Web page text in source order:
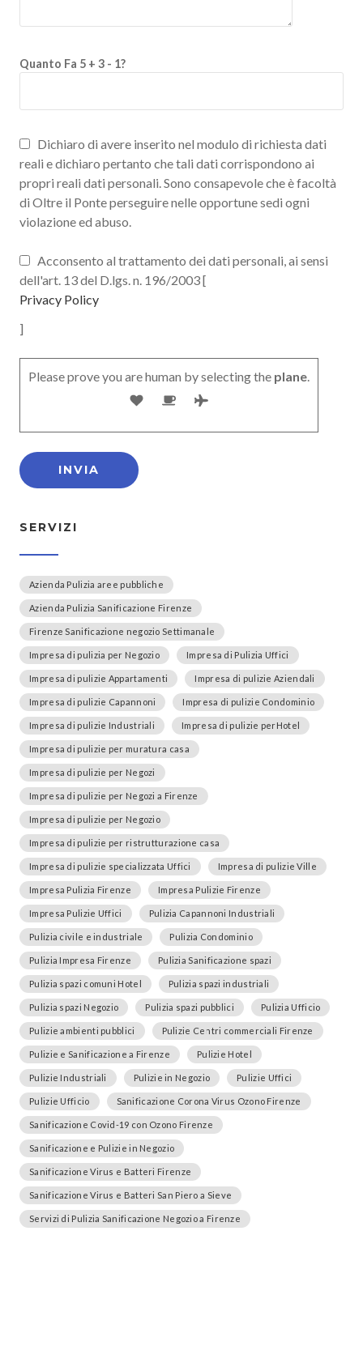
Quanto Fa 5 + 3 - 1?
Dichiaro di avere inserito nel modulo di richiesta dati
reali e dichiaro pertanto che tali dati corrispondono ai
propri reali dati personali. Sono consapevole che è facoltà
di Oltre il Ponte perseguire nelle opportune sedi ogni
violazione ed abuso.
Acconsento al trattamento dei dati personali, ai sensi
dell'art. 13 del D.lgs. n. 196/2003 [
Privacy Policy
]
Please prove you are human by selecting the plane.
SERVIZI
Azienda Pulizia aree pubbliche
Azienda Pulizia Sanificazione Firenze
Firenze Sanificazione negozio Settimanale
Impresa di pulizia per Negozio Impresa di Pulizia Uffici
Impresa di pulizie Appartamenti Impresa di pulizie Aziendali
Impresa di pulizie Capannoni Impresa di pulizie Condominio
Impresa di pulizie Industriali Impresa di pulizie perHotel
Impresa di pulizie per muratura casa
Impresa di pulizie per Negozi
Impresa di pulizie per Negozi a Firenze
Impresa di pulizie per Negozio
Impresa di pulizie per ristrutturazione casa
Impresa di pulizie specializzata Uffici Impresa di pulizie Ville
Impresa Pulizia Firenze Impresa Pulizie Firenze
Impresa Pulizie Uffici Pulizia Capannoni Industriali
Pulizia civile e industriale Pulizia Condominio
Pulizia Impresa Firenze Pulizia Sanificazione spazi
Pulizia spazi comuni Hotel Pulizia spazi industriali
Pulizia spazi Negozio Pulizia spazi pubblici Pulizia Ufficio
Pulizie ambienti pubblici Pulizie Centri commerciali Firenze
Pulizie e Sanificazione a Firenze Pulizie Hotel
Pulizie Industriali Pulizie in Negozio Pulizie Uffici
Pulizie Ufficio Sanificazione Corona Virus Ozono Firenze
Sanificazione Covid-19 con Ozono Firenze
Sanificazione e Pulizie in Negozio
Sanificazione Virus e Batteri Firenze
Sanificazione Virus e Batteri San Piero a Sieve
Servizi di Pulizia Sanificazione Negozio a Firenze